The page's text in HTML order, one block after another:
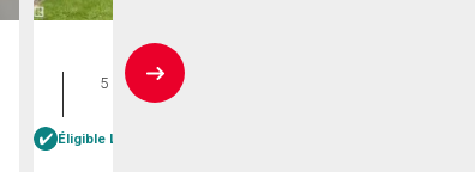
Maison
5 CAC , 2
SDB
Éligible Louer pour acheter